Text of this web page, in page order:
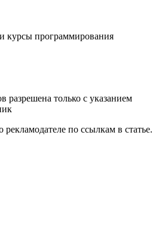
курсы программирования
разрешена только с указанием
по ссылкам в статье.